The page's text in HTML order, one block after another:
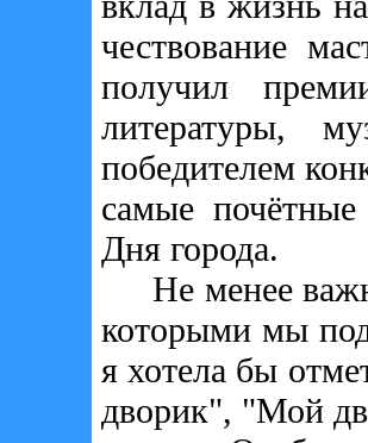
чествование
получил
литературы,
победителем
самые
Дня города.
Не менее
которыми мы
я хотела бы
дворик", "Мой